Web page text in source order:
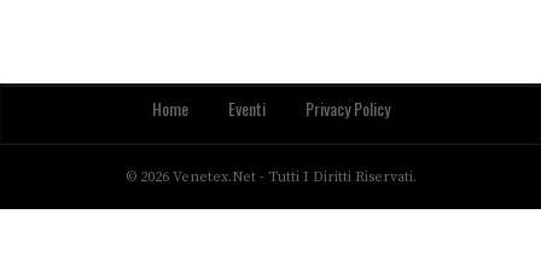
Home Eventi Privacy Policy
© 2026 Venetex.net - Tutti I Diritti Riservati.